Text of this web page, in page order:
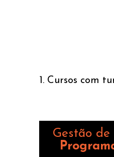
1. Cursos com
Gestão de